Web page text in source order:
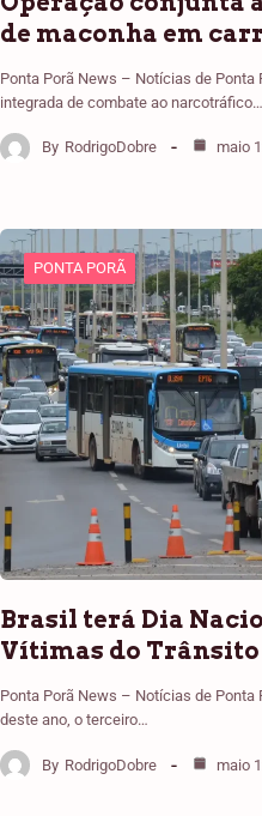
de maconha em
Ponta Porã News – Notícias de Ponta
integrada de combate ao narcotráfico…
By RodrigoDobre maio
PONTA PORÃ
Brasil terá Dia
Vítimas do Trânsito
Ponta Porã News – Notícias de Ponta
deste ano, o terceiro…
By RodrigoDobre maio